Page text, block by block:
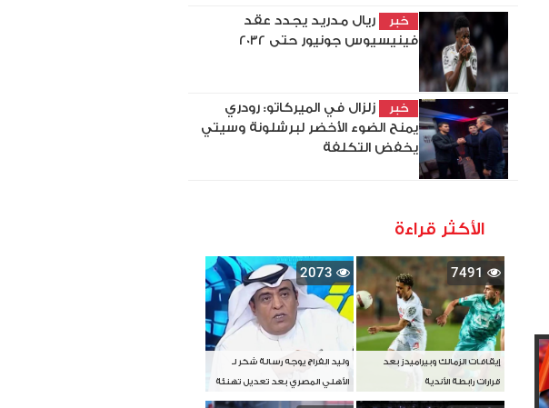
خبر
ريال مدريد يجدد عقد
فينيسيوس جونيور حتى 2032
خبر
زلزال في الميركاتو: رودري
يمنح الضوء الأخضر لبرشلونة وسيتي
يخفض التكلفة
الأكثر قراءة
7491
إيقافات الزمالك وبيراميدز بعد
قرارات رابطة الأندية
2073
وليد الفراج يوجه رسالة شكر لـ
الأهلي المصري بعد تعديل تهنئة
بطل آسيا